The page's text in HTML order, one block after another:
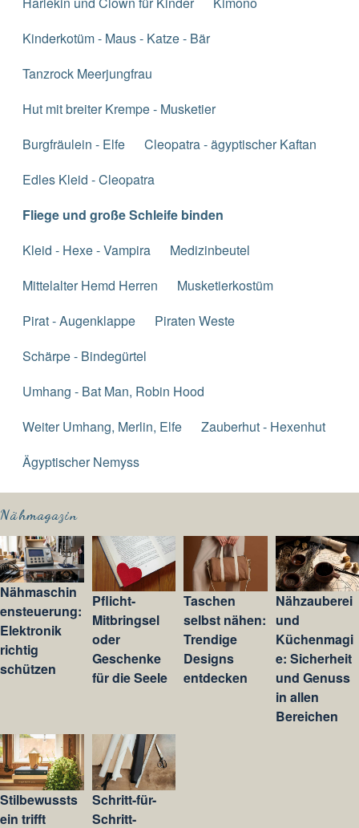
Kinderkotüm - Maus - Katze - Bär
Tanzrock Meerjungfrau
Hut mit breiter Krempe - Musketier
Burgfräulein - Elfe
Cleopatra - ägyptischer Kaftan
Edles Kleid - Cleopatra
Fliege und große Schleife binden
Kleid - Hexe - Vampira
Medizinbeutel
Mittelalter Hemd Herren
Musketierkostüm
Pirat - Augenklappe
Piraten Weste
Schärpe - Bindegürtel
Umhang - Bat Man, Robin Hood
Weiter Umhang, Merlin, Elfe
Zauberhut - Hexenhut
Ägyptischer Nemyss
Nähmagazin
Nähmaschin
ensteuerung:
Elektronik
richtig
schützen
Pflicht-
Mitbringsel
oder
Geschenke
für die Seele
Taschen
selbst nähen:
Trendige
Designs
entdecken
Nähzauberei
und
Küchenmagi
e: Sicherheit
und Genuss
in allen
Bereichen
Stilbewussts
ein trifft
Schritt-für-
Schritt-